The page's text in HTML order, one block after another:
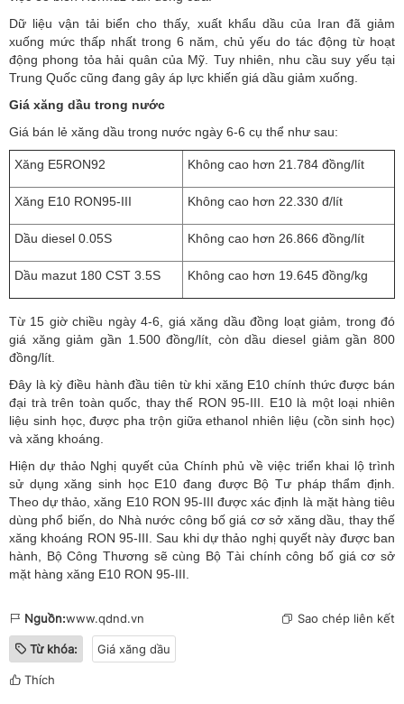
Dữ liệu vận tải biển cho thấy, xuất khẩu dầu của Iran đã giảm
xuống mức thấp nhất trong 6 năm, chủ yếu do tác động từ hoạt
động phong tỏa hải quân của Mỹ. Tuy nhiên, nhu cầu suy yếu tại
Trung Quốc cũng đang gây áp lực khiến giá dầu giảm xuống.
Giá xăng dầu trong nước
Giá bán lẻ xăng dầu trong nước ngày 6-6 cụ thể như sau:
Xăng E5RON92 Không cao hơn 21.784 đồng/lít
Xăng E10 RON95-III Không cao hơn 22.330 đ/lít
Dầu diesel 0.05S Không cao hơn 26.866 đồng/lít
Dầu mazut 180 CST 3.5S Không cao hơn 19.645 đồng/kg
Từ 15 giờ chiều ngày 4-6, giá xăng dầu đồng loạt giảm, trong đó
giá xăng giảm gần 1.500 đồng/lít, còn dầu diesel giảm gần 800
đồng/lít.
Đây là kỳ điều hành đầu tiên từ khi xăng E10 chính thức được bán
đại trà trên toàn quốc, thay thế RON 95-III. E10 là một loại nhiên
liệu sinh học, được pha trộn giữa ethanol nhiên liệu (cồn sinh học)
và xăng khoáng.
Hiện dự thảo Nghị quyết của Chính phủ về việc triển khai lộ trình
sử dụng xăng sinh học E10 đang được Bộ Tư pháp thẩm định.
Theo dự thảo, xăng E10 RON 95-III được xác định là mặt hàng tiêu
dùng phổ biến, do Nhà nước công bố giá cơ sở xăng dầu, thay thế
xăng khoáng RON 95-III. Sau khi dự thảo nghị quyết này được ban
hành, Bộ Công Thương sẽ cùng Bộ Tài chính công bố giá cơ sở
mặt hàng xăng E10 RON 95-III.
Nguồn:www.qdnd.vn Sao chép liên kết
Từ khóa: Giá xăng dầu
Thích